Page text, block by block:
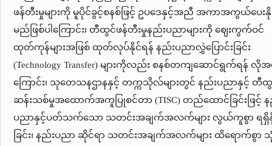
ဖန်တီးမှုများကို မူပိုင်ခွင့်စနစ်ဖြင့် ဥပဒေနှင့်အညီ အကာအကွယ်ပေး
မည်ဖြစ်ပါကြောင်း၊ တီထွင်ဖန်တီးမှုနည်းပညာများကို ဈေးကွက်ဝင်
ထုတ်ကုန်များအဖြစ် ထုတ်လုပ်နိုင်ရန် နည်းပညာလွှဲပြောင်းခြင်း
(Technology Transfer) များကိုလည်း စနစ်တကျဆောင်ရွက်ရန် လိုအ
ကြောင်း၊ သုတေသနဌာနနှင့် တက္ကသိုလ်များတွင် နည်းပညာနှင့် တီ
ဆန်းသစ်မှုအထောက်အကူပြုစင်တာ (TISC) တည်ထောင်ခြင်းဖြင့်
ပညာနှင့်ပတ်သက်သော သတင်းအချက်အလက်များ လွယ်ကူစွာ ရရှိ
ခြင်း၊ နည်းပညာ ဆိုင်ရာ သတင်းအချက်အလက်များ ထိရောက်စွာ